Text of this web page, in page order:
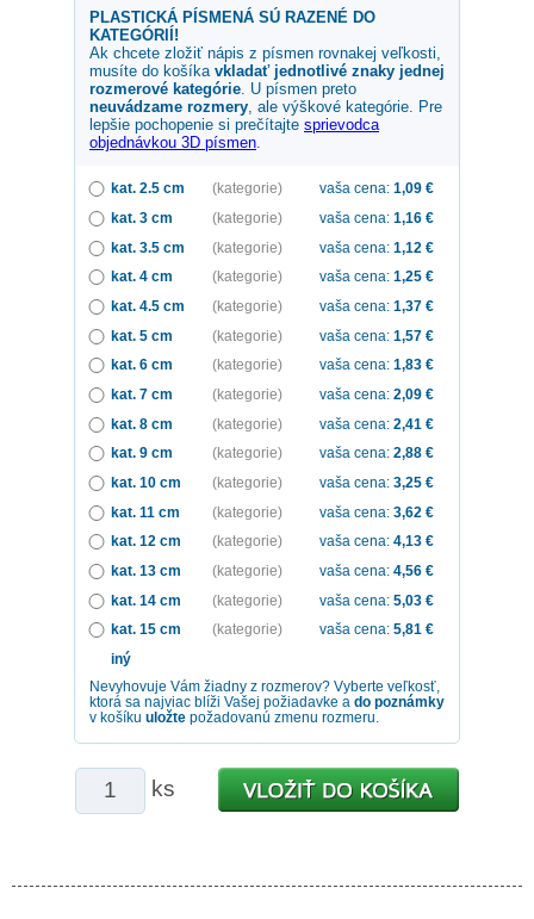
PLASTICKÁ PÍSMENÁ SÚ RAZENÉ DO
KATEGÓRIÍ!
Ak chcete zložiť nápis z písmen rovnakej veľkosti,
musíte do košíka vkladať jednotlivé znaky jednej
rozmerové kategórie. U písmen preto
neuvádzame rozmery, ale výškové kategórie. Pre
lepšie pochopenie si prečítajte sprievodca
objednávkou 3D písmen.
kat. 2.5 cm (kategorie) vaša cena: 1,09 €
kat. 3 cm
(kategorie) vaša cena: 1,16 €
kat. 3.5 cm
(kategorie) vaša cena: 1,12 €
kat. 4 cm
(kategorie) vaša cena: 1,25 €
kat. 4.5 cm
(kategorie) vaša cena: 1,37 €
kat. 5 cm
(kategorie) vaša cena: 1,57 €
kat. 6 cm
(kategorie) vaša cena: 1,83 €
kat. 7 cm
(kategorie) vaša cena: 2,09 €
kat. 8 cm
(kategorie) vaša cena: 2,41 €
kat. 9 cm
(kategorie) vaša cena: 2,88 €
kat. 10 cm
(kategorie) vaša cena: 3,25 €
kat. 11 cm
(kategorie) vaša cena: 3,62 €
kat. 12 cm
(kategorie) vaša cena: 4,13 €
kat. 13 cm
(kategorie) vaša cena: 4,56 €
kat. 14 cm
(kategorie) vaša cena: 5,03 €
kat. 15 cm
(kategorie) vaša cena: 5,81 €
iný
Nevyhovuje Vám žiadny z rozmerov? Vyberte veľkosť,
ktorá sa najviac blíži Vašej požiadavke a do poznámky
v košíku uložte požadovanú zmenu rozmeru.
ks